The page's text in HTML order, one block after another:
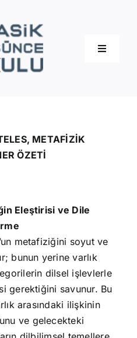
Toggle
METAFİZİK
ÖZETİ
Eleştirisi ve Dile
metafiziğini soyut ve
bunun yerine varlık
dilsel işlevlerle
gerektiğini savunur. Bu
arasındaki ilişkinin
ve gelecekteki